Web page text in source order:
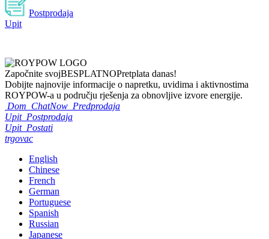
Postprodaja
Upit
Započnite svojBESPLATNOPretplata danas!
Dobijte najnovije informacije o napretku, uvidima i aktivnostima
ROYPOW-a u području rješenja za obnovljive izvore energije.
Dom ChatNow Predprodaja
Upit Postprodaja
Upit Postati
trgovac
English
Chinese
French
German
Portuguese
Spanish
Russian
Japanese